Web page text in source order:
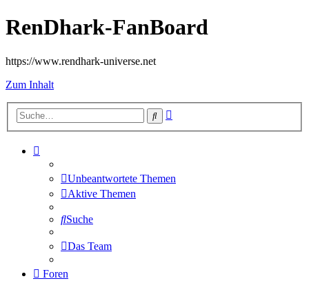
RenDhark-FanBoard
https://www.rendhark-universe.net
Zum Inhalt
Suche
Unbeantwortete Themen
Aktive Themen
Suche
Das Team
Foren